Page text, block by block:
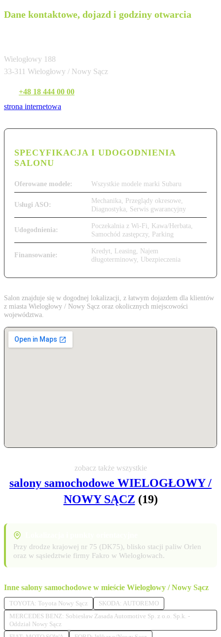
Dane kontaktowe, dojazd i godziny otwarcia
Wielogłowy 188
33-311 Wielogłowy / Nowy Sącz
+48 18 444 00 00
strona internetowa
SPECYFIKACJA I UDOGODNIENIA
SALONU
Oferowane modele: Wszystkie modele marki Subaru
Usługi ASO:
Mechanika, Przeglądy okresowe,
Diagnostyka, Serwis gwarancyjny
Udogodnienia:
Poczekalnia z Wi-Fi, Kawa/Herbata,
Samochód zastępczy, Parking
Finansowanie:
Kredyt, Leasing, Najem
długoterminowy, Ubezpieczenia
Salon znajduje się w dogodnej lokalizacji, z łatwym dojazdem dla klientów
z miasta Wielogłowy / Nowy Sącz oraz okolicznych miejscowości
województwa.
zobacz także wszystkie
salony samochodowe WIELOGŁOWY /
NOWY SĄCZ (19)
Przy drodze krajowej nr 75 (DK75), blisko stacji paliw Orlen
oraz w sąsiedztwie firmy Fakro w Wielogłowach.
Inne salony samochodowe w mieście Wielogłowy / Nowy Sącz
TOYOTA: Toyota Nowy Sącz
SKODA: AUTOREMO
MERCEDES BENZ: Sobiesław Zasada Automotive Sp. z o.o. Sp.k. -
Oddział Nowy Sącz